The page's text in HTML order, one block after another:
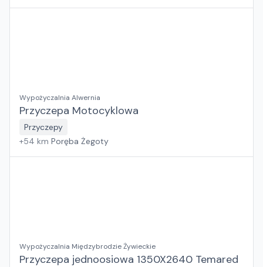
Wypożyczalnia Alwernia
Przyczepa Motocyklowa
Przyczepy
+54 km Poręba Żegoty
Wypożyczalnia Międzybrodzie Żywieckie
Przyczepa jednoosiowa 1350X2640 Temared